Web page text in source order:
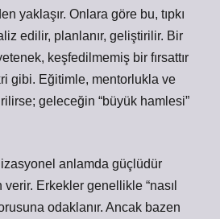
yaklaşır. Onlara göre bu, tıpkı
edilir, planlanır, geliştirilir. Bir
keşfedilmemiş bir fırsattır
gibi. Eğitimle, mentorlukla ve
geleceğin “büyük hamlesi”
anlamda güçlüdür
Erkekler genellikle “nasıl
odaklanır. Ancak bazen